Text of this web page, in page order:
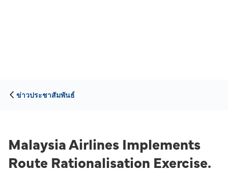
ข่าวประชาสัมพันธ์
Malaysia Airlines Implements
Route Rationalisation Exercise.